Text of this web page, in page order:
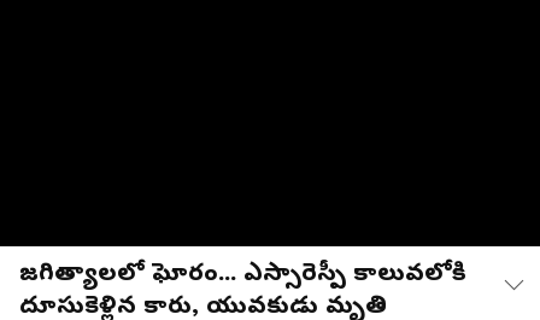
జగిత్యాలలో ఘోరం... ఎస్సారెస్పీ కాలువలోకి
దూసుకెళ్లిన కారు, యువకుడు మృతి